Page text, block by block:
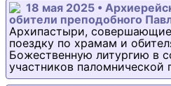
18 мая 2025 •
обители преподобного
Архипастыри,
поездку по храмам и
Божественную литургию в
участников паломнической